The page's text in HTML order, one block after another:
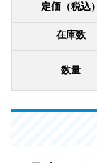
定価（税込）
在庫数
数量